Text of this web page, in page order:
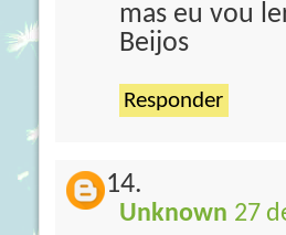
mas eu vou
Beijos
Responder
Unknown 27